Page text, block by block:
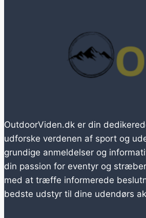
OutdoorViden.dk er din
udforske verdenen af sport og
grundige anmeldelser og
din passion for eventyr og
med at træffe informerede
bedste udstyr til dine udendørs